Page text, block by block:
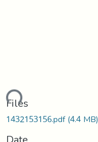
Files
1432153156.pdf(4.4 MB)